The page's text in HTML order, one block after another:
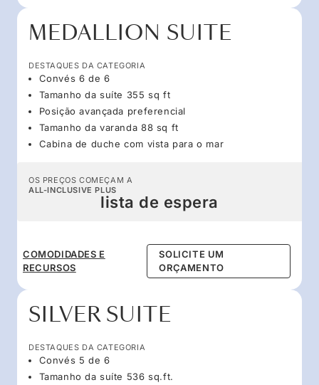
MEDALLION SUITE
DESTAQUES DA CATEGORIA
Convés 6 de 6
Tamanho da suíte 355 sq ft
Posição avançada preferencial
Tamanho da varanda 88 sq ft
Cabina de duche com vista para o mar
OS PREÇOS COMEÇAM A
ALL-INCLUSIVE PLUS
lista de espera
COMODIDADES E
RECURSOS
SOLICITE UM
ORÇAMENTO
SILVER SUITE
DESTAQUES DA CATEGORIA
Convés 5 de 6
Tamanho da suíte 536 sq.ft.